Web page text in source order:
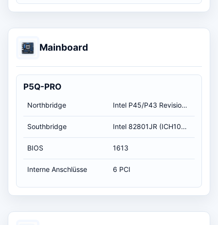
Mainboard
P5Q-PRO
Northbridge Intel P45/P43 Revision A3
Southbridge Intel 82801JR (ICH10R) Revision A3
BIOS 1613
Interne Anschlüsse 6 PCI